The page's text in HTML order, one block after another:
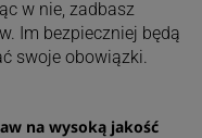
w nie, zadbasz
Im bezpieczniej będą
swoje obowiązki.
na wysoką jakość